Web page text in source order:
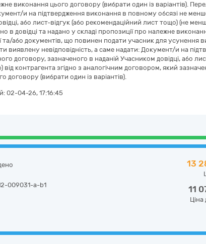
виконання цього договору (вибрати один із варіантів).
и на підтвердження виконання в повному обсязі не
або лист-відгук (або рекомендаційний лист тощо) (не
в довідці та надано у складі пропозиції про належне
та/або документів, що повинен подати учасник для усунення
виявлену невідповідність, а саме надати: Документ/и на
договору, зазначеного в наданій Учасником довідці, або
контрагента згідно з аналогічним договором, який
договору (вибрати один із варіантів).
02-04-26, 17:16:45
009031-a-b1
13
11